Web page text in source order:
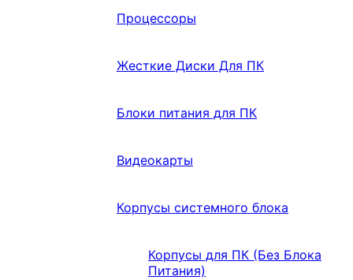
Процессоры
Жесткие Диски Для ПК
Блоки питания для ПК
Видеокарты
Корпусы системного блока
Корпусы для ПК (Без Блока
Питания)